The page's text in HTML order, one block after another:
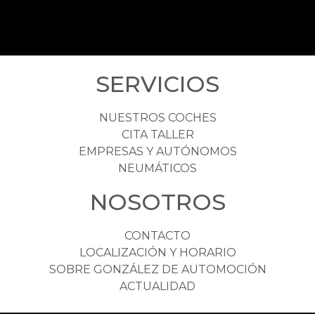
SERVICIOS
NUESTROS COCHES
CITA TALLER
EMPRESAS Y AUTÓNOMOS
NEUMÁTICOS
NOSOTROS
CONTACTO
LOCALIZACIÓN Y HORARIO
SOBRE GONZÁLEZ DE AUTOMOCIÓN
ACTUALIDAD